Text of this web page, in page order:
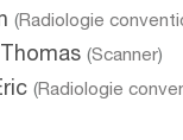
(Radiologie
(Scanner)
(Radiologie